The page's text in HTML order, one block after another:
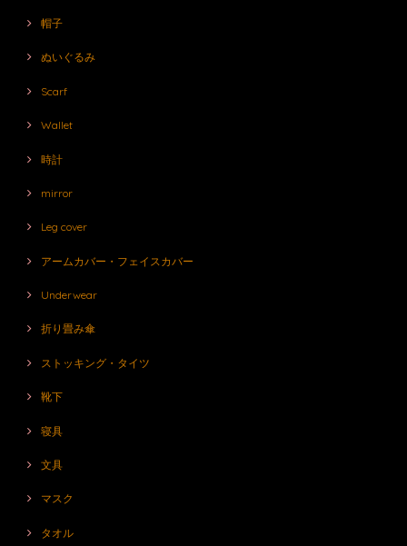
帽子
ぬいぐるみ
Scarf
Wallet
時計
mirror
Leg cover
アームカバー・フェイスカバー
Underwear
折り畳み傘
ストッキング・タイツ
靴下
寝具
文具
マスク
タオル